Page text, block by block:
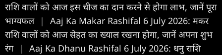
राशि वालों को आज इस चीज का दान करने से होगा लाभ, जानें पूरा
भाग्यफल |
Aaj Ka Makar Rashifal 6 July 2026: मकर
राशि वालों को आज सेहत का ख्याल रखना होगा, जानें अपना शुभ
रंग |
Aaj Ka Dhanu Rashifal 6 July 2026: धनु राशि